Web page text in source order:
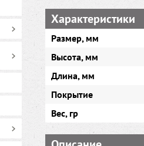
Характеристики
Размер, мм
Высота, мм
Длина, мм
Покрытие
Вес, гр